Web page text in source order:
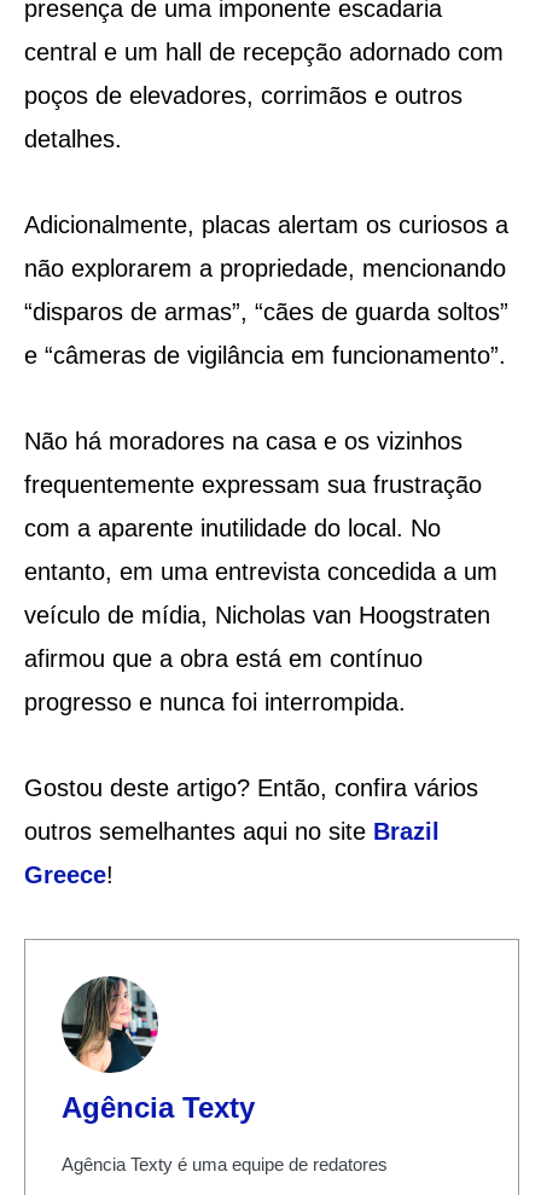
presença de uma imponente escadaria
central e um hall de recepção adornado com
poços de elevadores, corrimãos e outros
detalhes.
Adicionalmente, placas alertam os curiosos a
não explorarem a propriedade, mencionando
“disparos de armas”, “cães de guarda soltos”
e “câmeras de vigilância em funcionamento”.
Não há moradores na casa e os vizinhos
frequentemente expressam sua frustração
com a aparente inutilidade do local. No
entanto, em uma entrevista concedida a um
veículo de mídia, Nicholas van Hoogstraten
afirmou que a obra está em contínuo
progresso e nunca foi interrompida.
Gostou deste artigo? Então, confira vários
outros semelhantes aqui no site Brazil
Greece!
Agência Texty
Agência Texty é uma equipe de redatores